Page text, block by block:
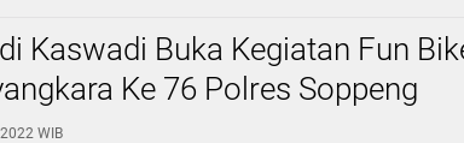
Kaswadi Buka Kegiatan Fun
Ke 76 Polres Soppeng
WIB